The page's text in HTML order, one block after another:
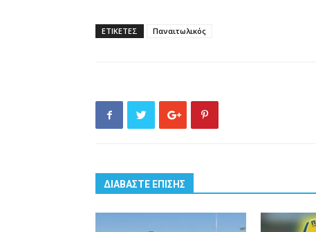
ΕΤΙΚΕΤΕΣ Παναιτωλικός
ΔΙΑΒΑΣΤΕ ΕΠΙΣΗΣ